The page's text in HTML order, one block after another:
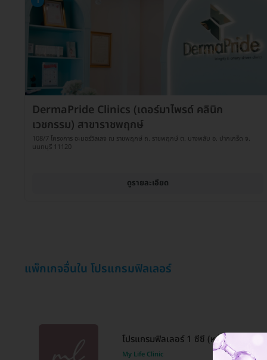
DermaPride Clinics (เดอร์มาไพรด์ คลินิก
เวชกรรม) สาขาราชพฤกษ์
108/7 โครงการ อะมอร์วิลเลจ ณ ราชพฤกษ์ ถ. ราชพฤกษ์ ต. บางพลับ อ. ปากเกร็ด จ.
นนทบุรี 11120
ดูรายละเอียด
แพ็กเกจอื่นใน โปรแกรมฟิลเลอร์
โปรแกรมฟิลเลอร์ 1 ซีซี (หน้า)
My Life Clinic